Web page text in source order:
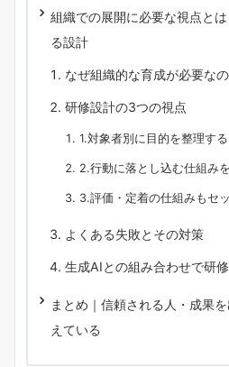
組織での展開に必要な視点と
る設計
なぜ組織的な育成が必要な
研修設計の3つの視点
1.対象者別に目的を整理する
2.行動に落とし込む仕組み
3.評価・定着の仕組みもセ
よくある失敗とその対策
生成AIとの組み合わせで研
まとめ｜信頼される人・成果
えている